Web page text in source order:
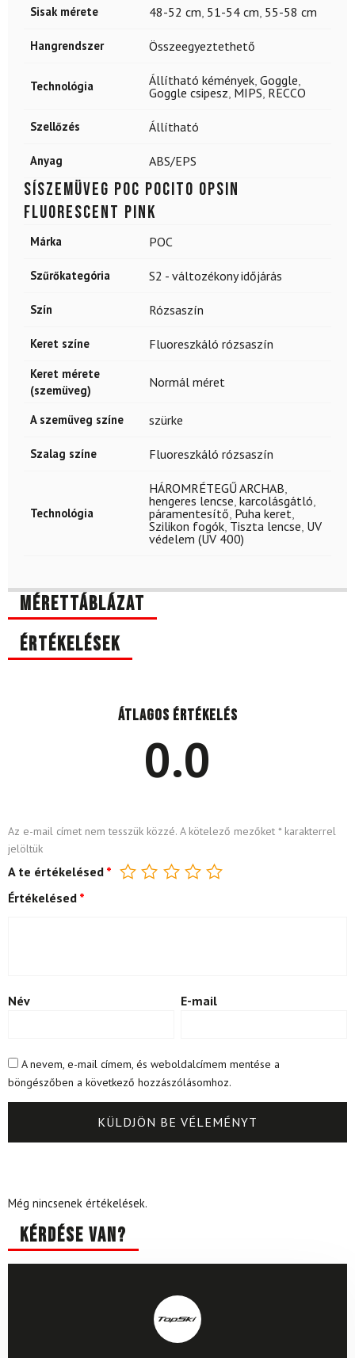
Sisak mérete 48-52 cm, 51-54 cm, 55-58 cm
Hangrendszer Összeegyeztethető
Technológia Állítható kémények, Goggle,
Goggle csipesz, MIPS, RECCO
Szellőzés Állítható
Anyag ABS/EPS
Síszemüveg POC Pocito Opsin
Fluorescent Pink
Márka POC
Szűrőkategória S2 - változékony időjárás
Szín Rózsaszín
Keret színe Fluoreszkáló rózsaszín
Keret mérete
(szemüveg)
Normál méret
A szemüveg színe szürke
Szalag színe Fluoreszkáló rózsaszín
Technológia
HÁROMRÉTEGŰ ARCHAB,
hengeres lencse, karcolásgátló,
páramentesítő, Puha keret,
Szilikon fogók, Tiszta lencse, UV
védelem (UV 400)
Mérettáblázat
Értékelések
Átlagos értékelés
0.0
Az e-mail címet nem tesszük közzé. A kötelező mezőket *karakterrel
jelöltük
A te értékelésed *
Értékelésed *
Név E-mail
A nevem, e-mail címem, és weboldalcímem mentése a
böngészőben a következő hozzászólásomhoz.
Még nincsenek értékelések.
Kérdése van?